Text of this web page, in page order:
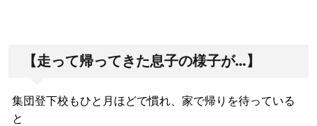
【走って帰ってきた息子の様子が…】
集団登下校もひと月ほどで慣れ、家で帰りを待っている
と